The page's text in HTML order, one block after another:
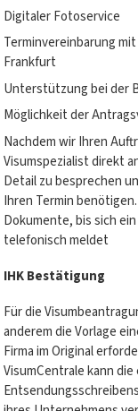
Digitaler Fotoservice
Terminvereinbarung
Frankfurt
Unterstützung bei der
Möglichkeit der
Nachdem wir Ihren
Visumspezialist direkt
Detail zu besprechen
Ihren Termin
Dokumente, bis sich
telefonisch meldet
IHK Bestätigung
Für die
anderem die Vorlage
Firma im Original
VisumCentrale kann